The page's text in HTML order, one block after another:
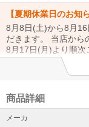
【夏期休業日のお知
8月8日(土)から8月
だきます。 当店から
8月17日(月)より順次
御見積書について
商品ページ記載の価
沖縄・北海道・離島
商品詳細
メーカ